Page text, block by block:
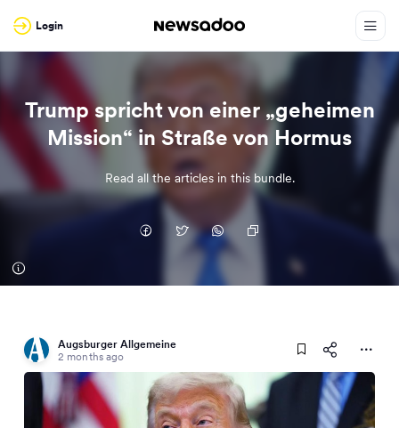
Login
Trump spricht von einer „geheimen
Mission“ in Straße von Hormus
Read all the articles in this bundle.
Augsburger Allgemeine
2 months ago